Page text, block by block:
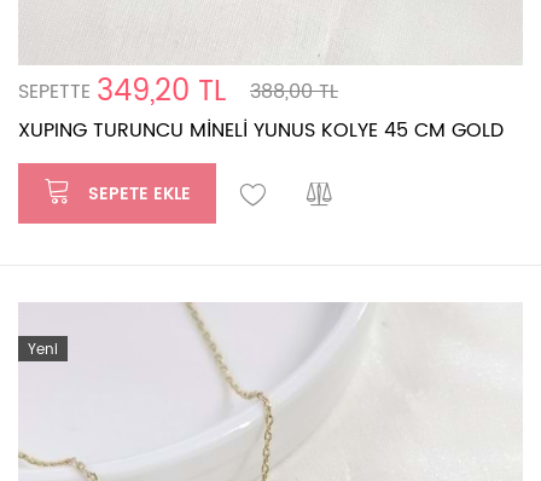
SEPETTE 349,20 TL
388,00 TL
XUPING TURUNCU MİNELİ YUNUS KOLYE 45 CM GOLD
SEPETE EKLE
Yeni